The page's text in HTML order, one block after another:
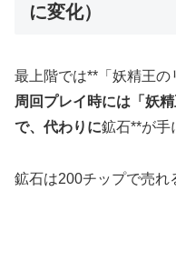
に変化）
最上階では**「妖精王の
周回プレイ時には「妖
で、代わりに鉱石**が手
鉱石は200チップで売れ